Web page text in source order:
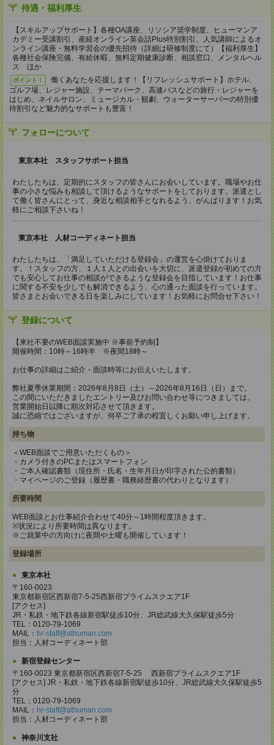
待遇・福利厚生
【スキルアップサポート】各種OA講座、リソシア奨学制度、ヒューマンア
カデミー受講割引、産経オンライン英会話Plus特別割引、人気講師によるオ
ンライン講座・無料学習会の優先招待（詳細は研修制度にて）【福利厚生】
各種社会保険完備、有給休暇、無料定期健康診断、相談窓口、メンタルヘル
ス ほか
ポイント！
働くあなたを応援します！【リフレッシュサポート】ホテル、
ゴルフ場、レジャー施設、テーマパーク、高速バスなどの旅行・レジャーを
はじめ、ネイルサロン、ミュージカル・観劇、ウォーターサーバーの特別優
待割引など魅力的なサポートも豊富！
フォローについて
東京本社 スタッフサポート担当
わたしたちは、定期的にスタッフの皆さんにお会いしています。職場やお仕
事の小さな悩みも相談して頂けるようなサポートをしております。派遣とし
て働く皆さんにとって、身近な相談相手となれるよう、がんばります！お気
軽にご相談下さいね！
東京本社 人材コーディネート担当
わたしたちは、「満足していただける登録会」の運営を心掛けておりま
す。！スタッフの方、１人１人との出会いを大切に、派遣登録が初めての方
でも安心してお仕事の相談ができるような登録会を目指しています！お仕事
に関する不安を少しでも解消できるよう、心の通った面談を行っています。
皆さまとお会いできる日を楽しみにしています！お気軽にお問合せ下さい！
登録について
【来社不要のWEB面談実施中 ※事前予約制】
開催時間：10時～16時半 ※夜間18時～
お仕事の詳細はご紹介・面談時等にお伝えいたします。
弊社夏季休業期間：2026年8月8日（土）～2026年8月16日（日）まで。
この間にいただきましたエントリー及びお問い合わせ等につきましては、
営業開始日以降に順次対応させて頂きます。
誠に恐縮ではございますが、何卒ご了承の程宜しくお願い申し上げます。
持ち物
＜WEB面談でご用意いただくもの＞
・カメラ付きのPCまたはスマートフォン
・ご本人確認書類（現住所・氏名・生年月日が印字された公的書類）
・マイページのご登録（履歴書・職務経歴書の代わりとなります）
所要時間
WEB面談とお仕事紹介合わせて40分～1時間程度頂きます。
※状況により所要時間は異なります。
※ご就業中の方向けに夜間や土曜も開催しています！
登録場所
東京本社
〒160-0023
東京都新宿区西新宿7-5-25西新宿プライムスクエア1F
[アクセス]
JR・私鉄・地下鉄各線新宿駅徒歩10分、JR総武線大久保駅徒歩5分
TEL：0120-79-1069
MAIL： hr-staff@athuman.com
担当：人材コーディネート部
新宿登録センター
〒160-0023 東京都新宿区西新宿7-5-25 西新宿プライムスクエア1F
[アクセス] JR・私鉄・地下鉄各線新宿駅徒歩10分、JR総武線大久保駅徒歩5
分
TEL：0120-79-1069
MAIL： hr-staff@athuman.com
担当：人材コーディネート部
神奈川支社